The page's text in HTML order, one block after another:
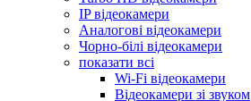
IP відеокамери
Аналогові відеокамери
Чорно-білі відеокамери
показати всі
Wi-Fi відеокамери
Відеокамери зі звуком